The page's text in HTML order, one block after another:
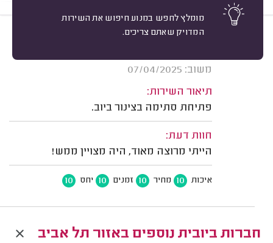
מומלץ לחפש במנוע חיפוש את השירות
המדויק שאתם צריכים.
רועי הרצוג, תל אביב.
משוב: 07/04/2025
תיאור השירות:
פתיחת סתימה בצינור ביוב.
חוות דעת:
הייתי מרוצה מאוד, היה מצויין ממש!
איכות 10 מחיר 10 זמנים 10 יחס 10
חברות ביובית נוספים באזור תל אביב